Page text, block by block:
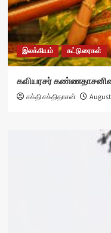
இலக்கியம் கட்டுரைகள்
கவியரசர்
சக்தி சக்திதாசன்